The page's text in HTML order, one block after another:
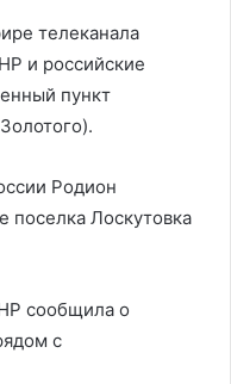
телеканала
и российские
пункт
Родион
поселка Лоскутовка
сообщила о
с